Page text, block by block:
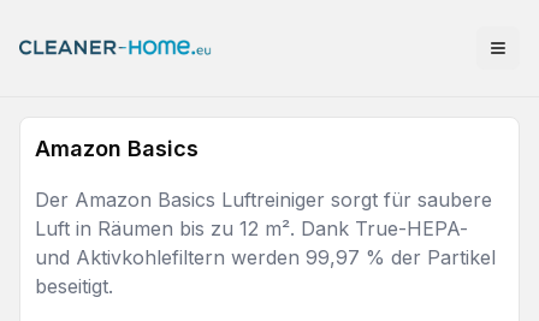
Amazon Basics
Der Amazon Basics Luftreiniger sorgt für saubere
Luft in Räumen bis zu 12 m². Dank True-HEPA-
und Aktivkohlefiltern werden 99,97 % der Partikel
beseitigt.